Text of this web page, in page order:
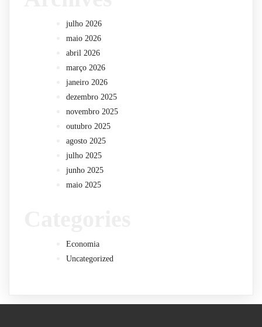
julho 2026
maio 2026
abril 2026
março 2026
janeiro 2026
dezembro 2025
novembro 2025
outubro 2025
agosto 2025
julho 2025
junho 2025
maio 2025
Economia
Uncategorized